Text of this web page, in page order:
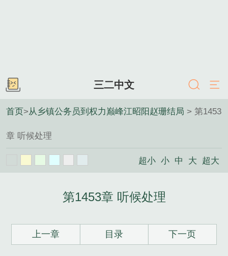
三二中文
首页>从乡镇公务员到权力巅峰江昭阳赵珊结局 > 第1453
章 听候处理
超小 小 中 大 超大
第1453章 听候处理
上一章 目录 下一页